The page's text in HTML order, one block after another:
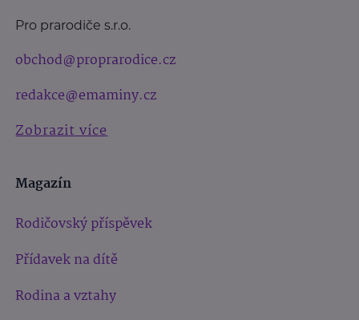
Pro prarodiče s.r.o.
obchod@proprarodice.cz
redakce@emaminy.cz
Zobrazit více
Magazín
Rodičovský příspěvek
Přídavek na dítě
Rodina a vztahy